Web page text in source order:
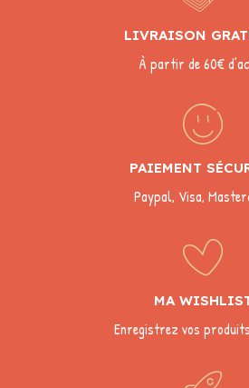
LIVRAISON
À partir de 60€
PAIEMENT
Paypal, Visa,
MA
Enregistrez vos